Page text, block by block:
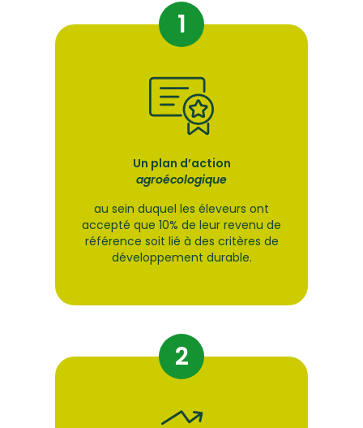
Un plan d’action
agroécologique
au sein duquel les éleveurs ont
accepté que 10% de leur revenu de
référence soit lié à des critères de
développement durable.